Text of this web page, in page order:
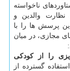
ناخواسته
نظارت والدین و
پرسش ها را با
مجازی، در میان
را از کودکی
گسترده از